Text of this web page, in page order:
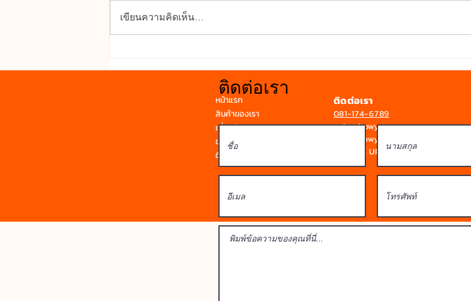
จากความชื้นได้ดี กันน้ำและ
ลดเสียงรบกวนจ
เอียงน้อย
เขียนความคิดเห็น…
หน้าแรก
สินค้าของเรา
เกี่ยวกับเรา
ข่าวสาร
ติดต่อเรา
ติดต่อเรา
081-174-6789
sale@bowyen.com
Line : bowyen
ดูโบรชัวร์ UPVC / SPVC
ติดต่อเรา